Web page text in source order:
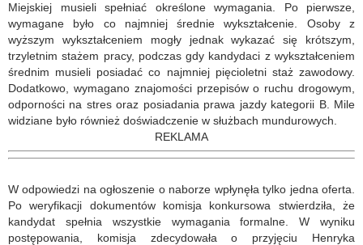
Miejskiej musieli spełniać określone wymagania. Po pierwsze,
wymagane było co najmniej średnie wykształcenie. Osoby z
wyższym wykształceniem mogły jednak wykazać się krótszym,
trzyletnim stażem pracy, podczas gdy kandydaci z wykształceniem
średnim musieli posiadać co najmniej pięcioletni staż zawodowy.
Dodatkowo, wymagano znajomości przepisów o ruchu drogowym,
odporności na stres oraz posiadania prawa jazdy kategorii B. Mile
widziane było również doświadczenie w służbach mundurowych.
REKLAMA
W odpowiedzi na ogłoszenie o naborze wpłynęła tylko jedna oferta.
Po weryfikacji dokumentów komisja konkursowa stwierdziła, że
kandydat spełnia wszystkie wymagania formalne. W wyniku
postępowania, komisja zdecydowała o przyjęciu Henryka